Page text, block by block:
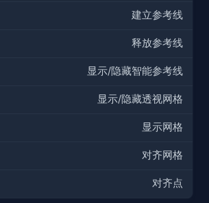
建立参考线
释放参考线
显示/隐藏智能参考线
显示/隐藏透视网格
显示网格
对齐网格
对齐点